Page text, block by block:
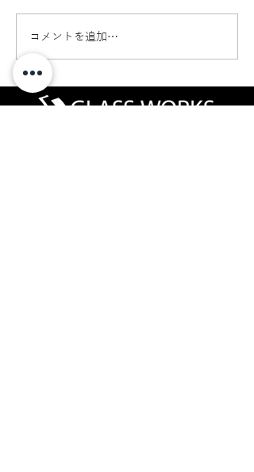
RAV4ゴーストフィルム
施工🚗
コメントを追加…